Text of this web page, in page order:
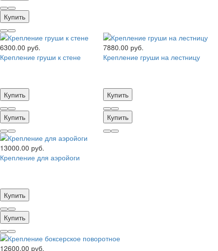
Купить
6300.00 руб.
Крепление груши к стене
Купить
Купить
7880.00 руб.
Крепление груши на лестницу
Купить
Купить
13000.00 руб.
Крепление для аэройоги
Купить
Купить
12600.00 руб.